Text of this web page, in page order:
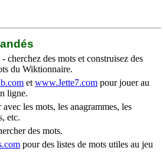
- cherchez des mots et construisez des
du Wiktionnaire.
et www.Jette7.com pour jouer au
ligne.
les mots, les anagrammes, les
etc.
des mots.
pour des listes de mots utiles au jeu